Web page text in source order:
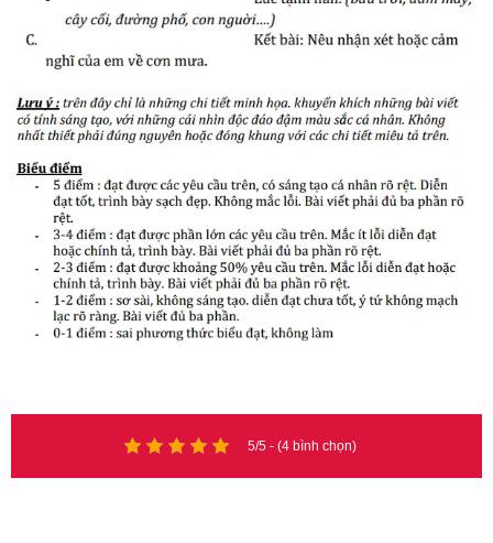
5/5 - (4 bình chọn)